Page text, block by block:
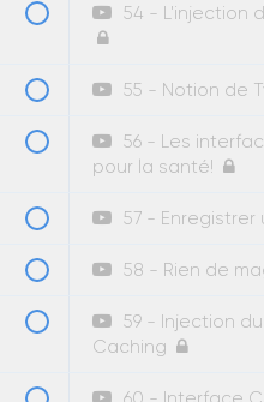
54 - L'injection
55 - Notion de
56 - Les
pour la santé!
57 - Enregistrer
58 - Rien de
59 - Injection
Caching